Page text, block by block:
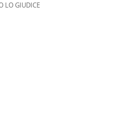
LO GIUDICE